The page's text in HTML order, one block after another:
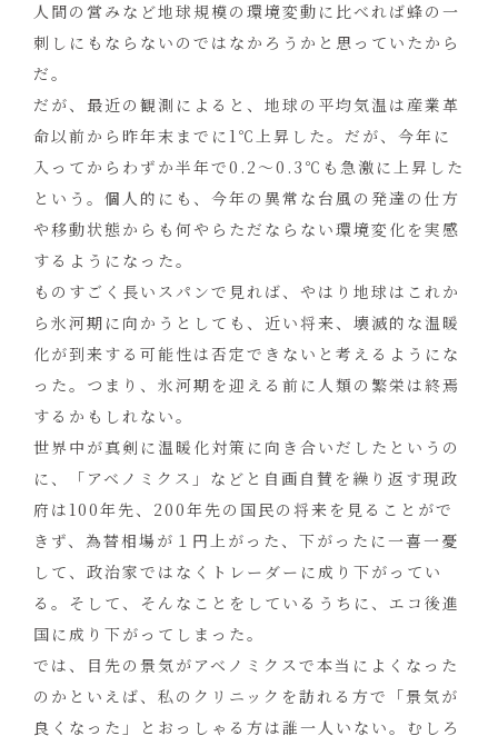
人間の営みなど地球規模の環境変動に比べれば蜂の一
刺しにもならないのではなかろうかと思っていたから
だ。
だが、最近の観測によると、地球の平均気温は産業革
命以前から昨年末までに1℃上昇した。だが、今年に
入ってからわずか半年で0.2～0.3℃も急激に上昇した
という。個人的にも、今年の異常な台風の発達の仕方
や移動状態からも何やらただならない環境変化を実感
するようになった。
ものすごく長いスパンで見れば、やはり地球はこれか
ら氷河期に向かうとしても、近い将来、壊滅的な温暖
化が到来する可能性は否定できないと考えるようにな
った。つまり、氷河期を迎える前に人類の繁栄は終焉
するかもしれない。
世界中が真剣に温暖化対策に向き合いだしたというの
に、「アベノミクス」などと自画自賛を繰り返す現政
府は100年先、200年先の国民の将来を見ることがで
きず、為替相場が１円上がった、下がったに一喜一憂
して、政治家ではなくトレーダーに成り下がってい
る。そして、そんなことをしているうちに、エコ後進
国に成り下がってしまった。
では、目先の景気がアベノミクスで本当によくなった
のかといえば、私のクリニックを訪れる方で「景気が
良くなった」とおっしゃる方は誰一人いない。むしろ